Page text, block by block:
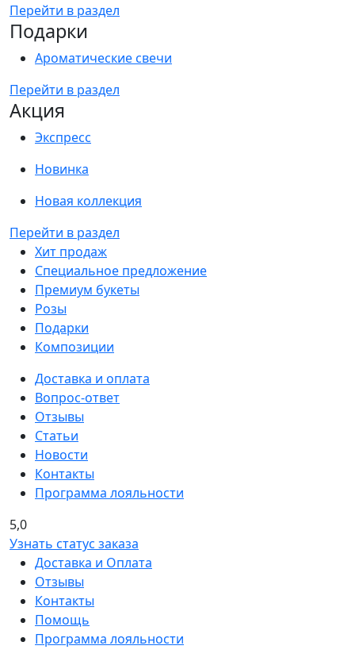
Перейти в раздел
Подарки
Ароматические свечи
Перейти в раздел
Акция
Экспресс
Новинка
Новая коллекция
Перейти в раздел
Хит продаж
Специальное предложение
Премиум букеты
Розы
Подарки
Композиции
Доставка и оплата
Вопрос-ответ
Отзывы
Статьи
Новости
Контакты
Программа лояльности
5,0
Узнать статус заказа
Доставка и Оплата
Отзывы
Контакты
Помощь
Программа лояльности